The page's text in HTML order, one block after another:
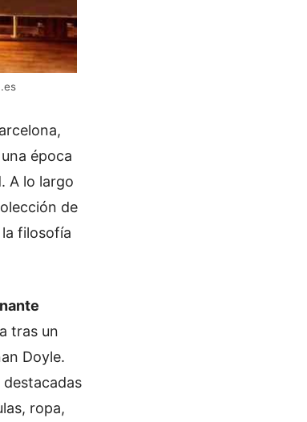
época
A lo largo
de
filosofía
tras un
Doyle.
ropa,